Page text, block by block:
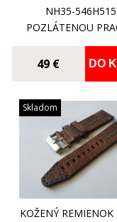
NH35-546H515
POZLÁTENOU
49 € DO
Skladom
KOŽENÝ REMIENOK